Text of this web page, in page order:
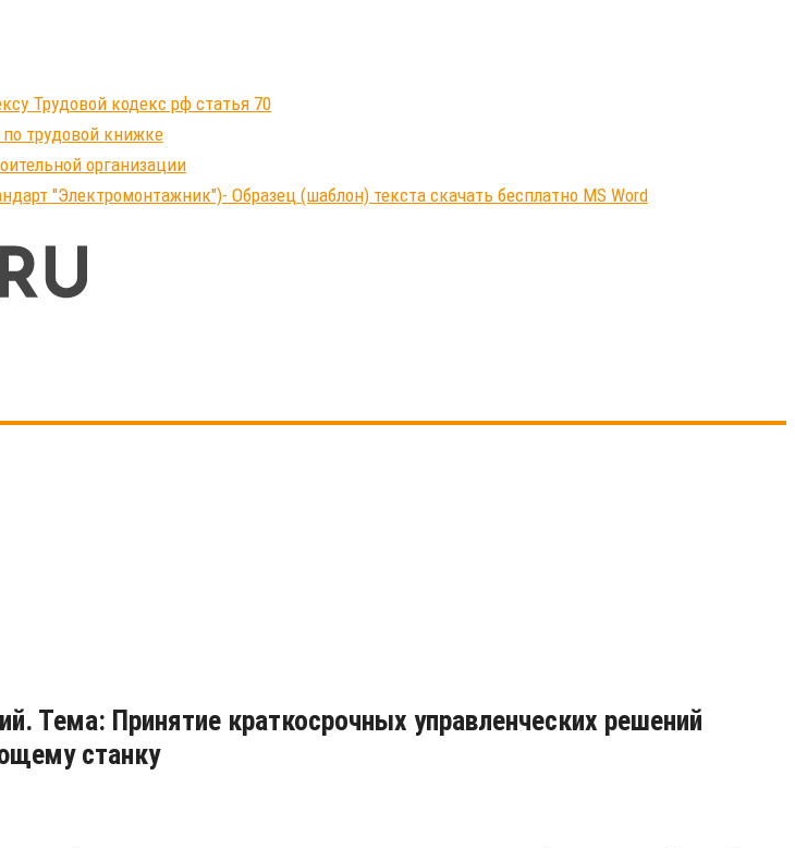
Трудовой кодекс рф статья 70
трудовой книжке
организации
"Электромонтажник")- Образец (шаблон) текста скачать бесплатно MS Word
Тема: Принятие краткосрочных управленческих решений
станку